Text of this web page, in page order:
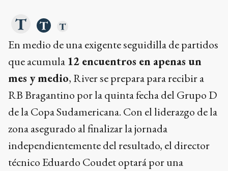
En medio de una exigente seguidilla de partidos
que acumula 12 encuentros en apenas un
mes y medio, River se prepara para recibir a
RB Bragantino por la quinta fecha del Grupo D
de la Copa Sudamericana. Con el liderazgo de la
zona asegurado al finalizar la jornada
independientemente del resultado, el director
técnico Eduardo Coudet optará por una